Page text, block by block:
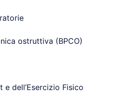
ostruttiva (BPCO)
dell’Esercizio Fisico